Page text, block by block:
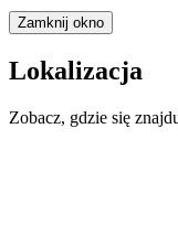
Zamknij okno
Lokalizacja
Zobacz, gdzie się